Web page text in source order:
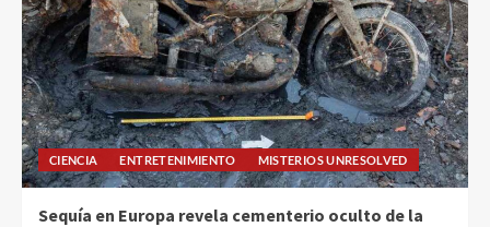
CIENCIA ENTRETENIMIENTO MISTERIOS UNRESOLVED
Sequía en Europa revela cementerio oculto de la